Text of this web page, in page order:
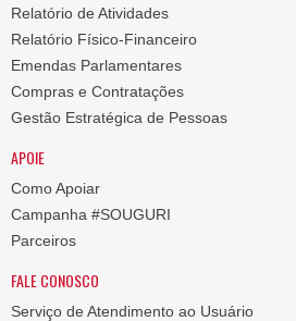
Relatório de Atividades
Relatório Físico-Financeiro
Emendas Parlamentares
Compras e Contratações
Gestão Estratégica de Pessoas
APOIE
Como Apoiar
Campanha #SOUGURI
Parceiros
FALE CONOSCO
Serviço de Atendimento ao Usuário